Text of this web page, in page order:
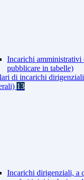
Incarichi amministrativi
pubblicare in tabelle)
di incarichi
13
Incarichi dirigenziali, a